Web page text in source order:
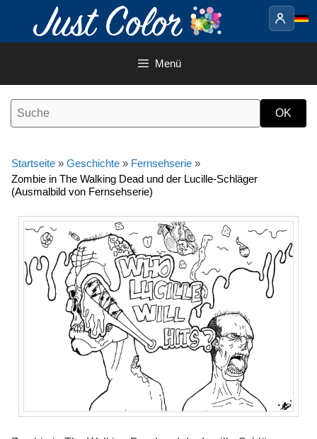
Inhalt
Menü
Startseite » Geschichte » Fernsehserie »
Zombie in The Walking Dead und der Lucille-Schläger
(Ausmalbild von Fernsehserie)